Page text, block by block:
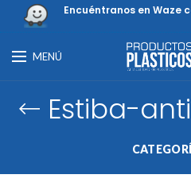
Encuéntranos en Waze
MENÚ
Estiba-